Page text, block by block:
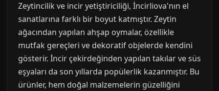
Zeytincilik ve incir yetiştiriciliği, İncirliova'nın el
sanatlarına farklı bir boyut katmıştır. Zeytin
ağacından yapılan ahşap oymalar, özellikle
mutfak gereçleri ve dekoratif objelerde kendini
gösterir. İncir çekirdeğinden yapılan takılar ve süs
eşyaları da son yıllarda popülerlik kazanmıştır. Bu
ürünler, hem doğal malzemelerin güzelliğini